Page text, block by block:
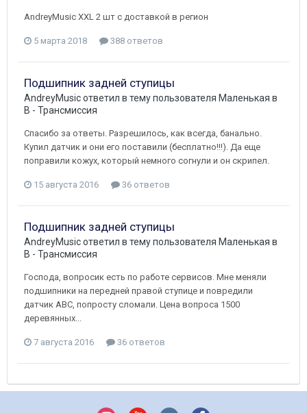
AndreyMusic XXL 2 шт с доставкой в регион
5 марта 2018 388 ответов
Подшипник задней ступицы
AndreyMusicответил в тему пользователя Маленькая в
B - Трансмиссия
Спасибо за ответы. Разрешилось, как всегда, банально.
Купил датчик и они его поставили (бесплатно!!!). Да еще
поправили кожух, который немного согнули и он скрипел.
15 августа 2016 36 ответов
Подшипник задней ступицы
AndreyMusicответил в тему пользователя Маленькая в
B - Трансмиссия
Господа, вопросик есть по работе сервисов. Мне меняли
подшипники на передней правой ступице и повредили
датчик АВС, попросту сломали. Цена вопроса 1500
деревянных...
7 августа 2016 36 ответов